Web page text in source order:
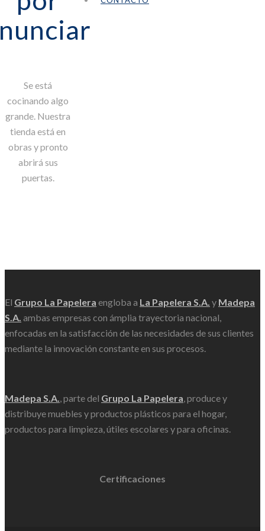
Se está
cocinando algo
grande. Nuestra
tienda está en
obras y pronto
abrirá sus
puertas.
El Grupo La Papelera engloba a La Papelera S.A. y Madepa
S.A. ambas empresas con ámplia trayectoria nacional,
enfocadas en la satisfacción de las necesidades de sus clientes
mediante la innovación constante en sus procesos.
Madepa S.A., parte del Grupo La Papelera, produce y
distribuye muebles y productos plásticos para el hogar,
productos para limpieza, útiles escolares y para oficinas.
Certificaciones